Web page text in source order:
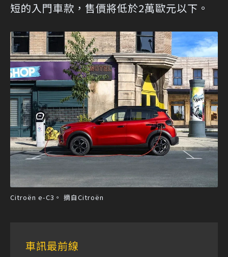
短的入門車款，售價將低於2萬歐元以下。
Citroën e-C3。 摘自Citroën
車訊最前線